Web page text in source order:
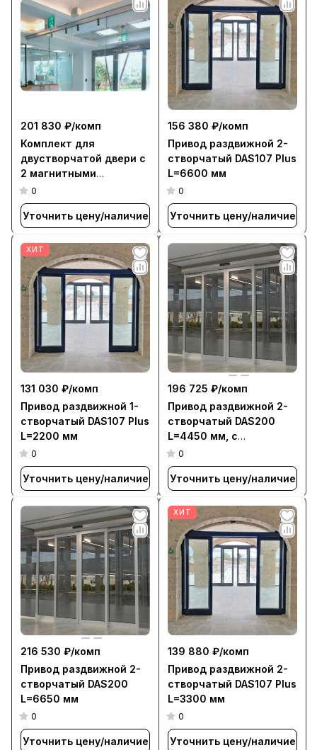
201 830 ₽/комп
Комплект для
двустворчатой двери с
2 магнитными
приводами L=810 мм,
для створки 800-1000
мм (MS)
0
Уточнить цену/наличие
156 380 ₽/комп
Привод раздвижной 2-
створчатый DAS107 Plus
L=6600 мм
0
Уточнить цену/наличие
ХИТ
131 030 ₽/комп
Привод раздвижной 1-
створчатый DAS107 Plus
L=2200 мм
0
Уточнить цену/наличие
196 725 ₽/комп
Привод раздвижной 2-
створчатый DAS200
L=4450 мм, с
усиленным китом
0
Уточнить цену/наличие
216 530 ₽/комп
Привод раздвижной 2-
створчатый DAS200
L=6650 мм
0
Уточнить цену/наличие
ХИТ
139 880 ₽/комп
Привод раздвижной 2-
створчатый DAS107 Plus
L=3300 мм
0
Уточнить цену/наличие